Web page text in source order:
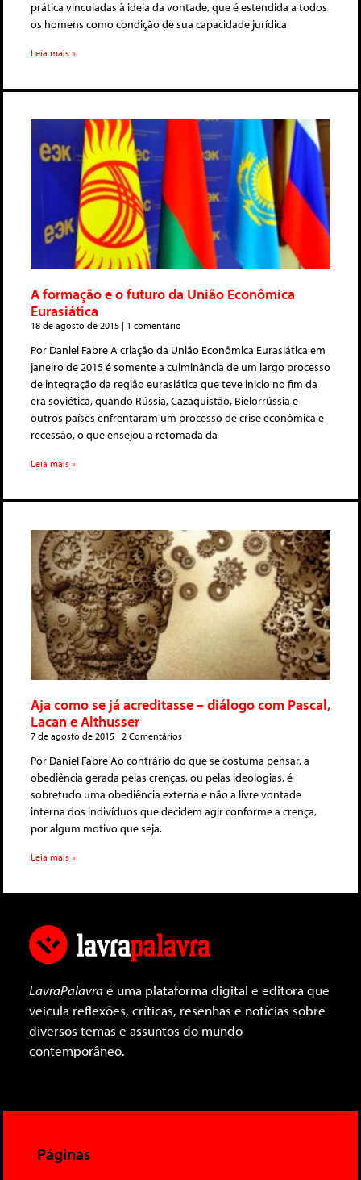
prática vinculadas à ideia da vontade, que é estendida a todos
os homens como condição de sua capacidade jurídica
Leia mais »
A formação e o futuro da União Econômica
Eurasiática
18 de agosto de 2015 1 comentário
Por Daniel Fabre A criação da União Econômica Eurasiática em
janeiro de 2015 é somente a culminância de um largo processo
de integração da região eurasiática que teve inicio no fim da
era soviética, quando Rússia, Cazaquistão, Bielorrússia e
outros países enfrentaram um processo de crise econômica e
recessão, o que ensejou a retomada da
Leia mais »
Aja como se já acreditasse – diálogo com Pascal,
Lacan e Althusser
7 de agosto de 2015 2 Comentários
Por Daniel Fabre Ao contrário do que se costuma pensar, a
obediência gerada pelas crenças, ou pelas ideologias, é
sobretudo uma obediência externa e não a livre vontade
interna dos indivíduos que decidem agir conforme a crença,
por algum motivo que seja.
Leia mais »
LavraPalavraé uma plataforma digital e editora que
veicula reflexões, críticas, resenhas e notícias sobre
diversos temas e assuntos do mundo
contemporâneo.
Páginas